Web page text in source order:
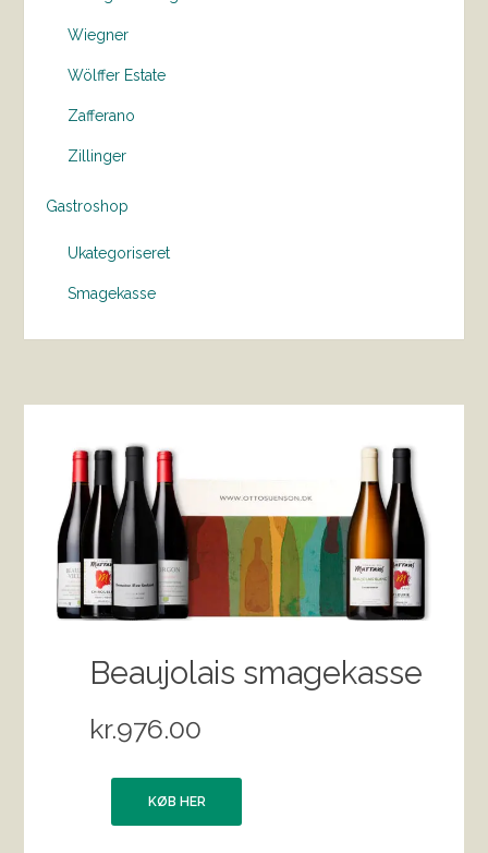
Wiegner
Wölffer Estate
Zafferano
Zillinger
Gastroshop
Ukategoriseret
Smagekasse
Beaujolais smagekasse
kr.976.00
KØB HER